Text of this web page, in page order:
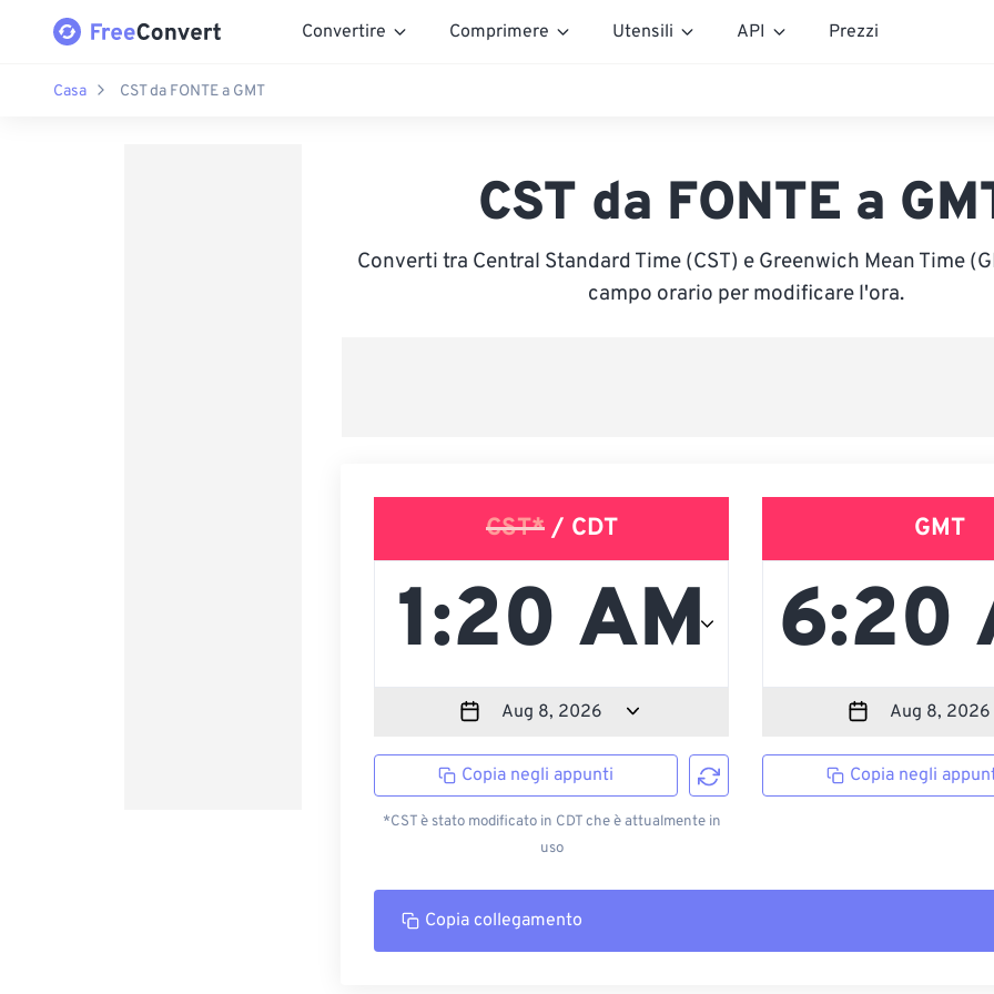
Convertire Comprimere Utensili API Prezzi
Casa CST da FONTE a GMT
CST da FONTE a
Converti tra Central Standard Time (CST) e Greenwich Mean Time
campo orario per modificare l'ora.
CST*/ CDT
Copia negli appunti
*CST è stato modificato in CDT che è attualmente in
uso
GMT
Copia negli
Copia collegamento